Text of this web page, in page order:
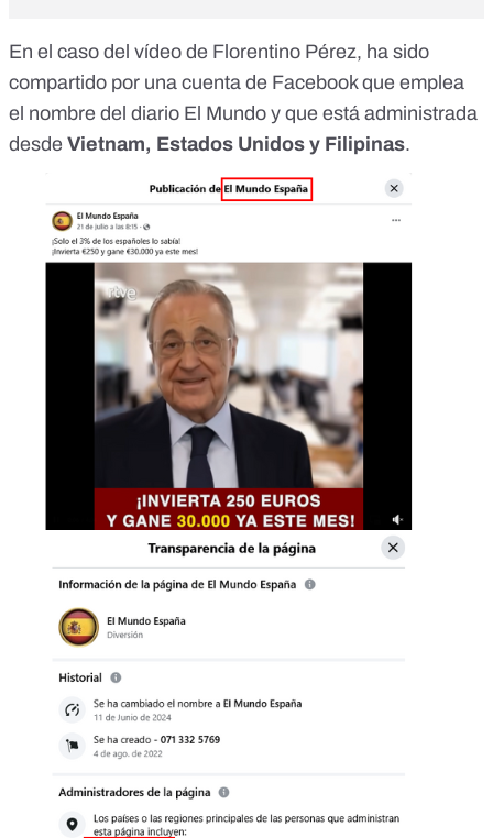
En el caso del vídeo de Florentino Pérez, ha sido
compartido por una cuenta de Facebookque emplea
el nombre del diario El Mundo y que está administrada
desde Vietnam, Estados Unidos y Filipinas.